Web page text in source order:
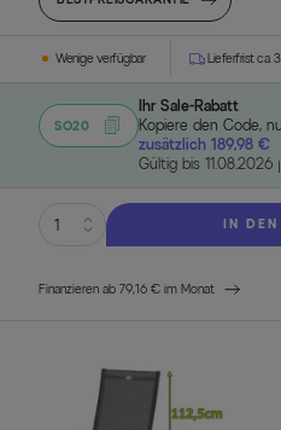
Wenige verfügbar Lieferfrist ca.
SO20
Ihr Sale-Rabatt
Kopiere den Code,
zusätzlich 189,98 €
Gültig bis 11.08.2026
IN DEN
Finanzieren ab 79,16 € im Monat